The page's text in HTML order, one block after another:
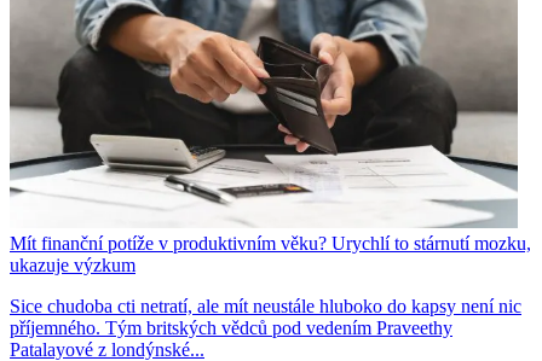
Mít finanční potíže v produktivním věku? Urychlí to stárnutí mozku,
ukazuje výzkum
Sice chudoba cti netratí, ale mít neustále hluboko do kapsy není nic
příjemného. Tým britských vědců pod vedením Praveethy
Patalayové z londýnské...